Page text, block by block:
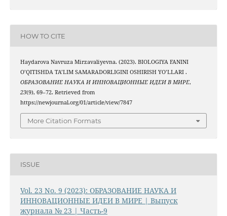
HOW TO CITE
Haydarova Navruza Mirzavaliyevna. (2023). BIOLOGIYA FANINI
O’QITISHDA TA’LIM SAMARADORLIGINI OSHIRISH YO’LLARI .
ОБРАЗОВАНИЕ НАУКА И ИННОВАЦИОННЫЕ ИДЕИ В МИРЕ,
23(9), 69–72. Retrieved from
https://newjournal.org/01/article/view/7847
More Citation Formats
ISSUE
Vol. 23 No. 9 (2023): ОБРАЗОВАНИЕ НАУКА И
ИННОВАЦИОННЫЕ ИДЕИ В МИРЕ | Выпуск
журнала № 23 | Часть-9